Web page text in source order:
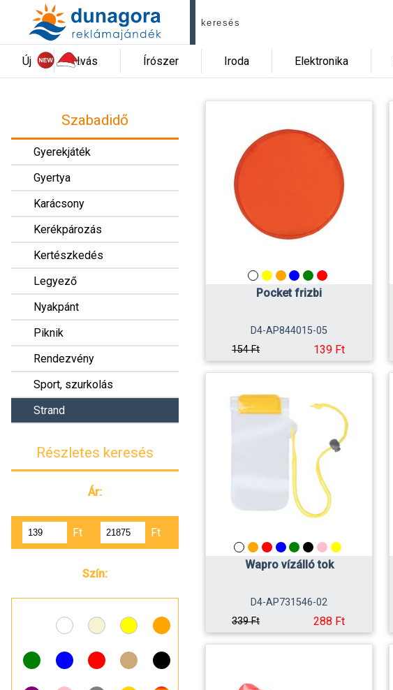
Új Ivás Írószer Iroda Elektronika
Szabadidő
Gyerekjáték
Gyertya
Karácsony
Kerékpározás
Kertészkedés
Legyező
Nyakpánt
Piknik
Rendezvény
Sport, szurkolás
Strand
Részletes keresés
Ár:
Ft Ft
Szín:
Pocket frizbi
D4-AP844015-05
154 Ft
139 Ft
Wapro vízálló tok
D4-AP731546-02
339 Ft
288 Ft